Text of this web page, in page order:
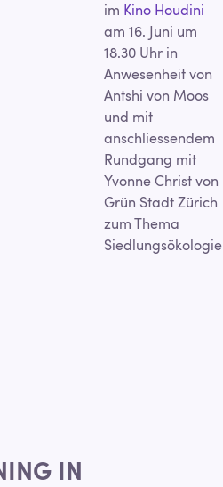
im Kino Houdini
am 16. Juni um
18.30 Uhr in
Anwesenheit von
Antshi von Moos
und mit
anschliessendem
Rundgang mit
Yvonne Christ von
Grün Stadt Zürich
zum Thema
Siedlungsökologie
IN